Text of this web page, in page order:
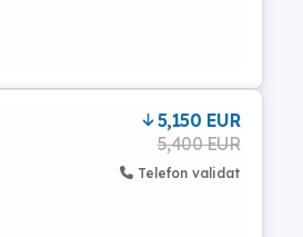
5,150 EUR
5,400 EUR
Telefon validat